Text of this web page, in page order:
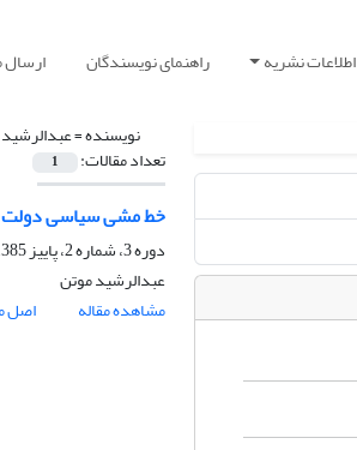
اطلاعات نشریه راهنمای نویسندگان ارسال
نویسنده =
تعداد مقالات: 1
خط مشی سیاسی دولت
دوره 3، شماره 2، پاییز 1385، صفحه
عبدالرشید موتن
مشاهده مقاله
اصل